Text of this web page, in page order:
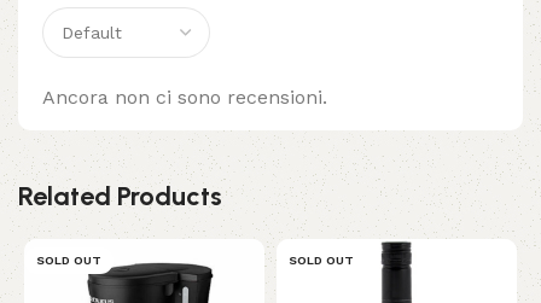
Ancora non ci sono recensioni.
Related Products
SOLD OUT SOLD OUT